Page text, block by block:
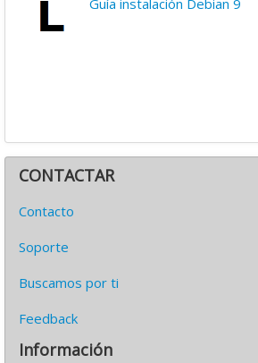
Guía instalación Debian 9
CONTACTAR
Contacto
Soporte
Buscamos por ti
Feedback
Información